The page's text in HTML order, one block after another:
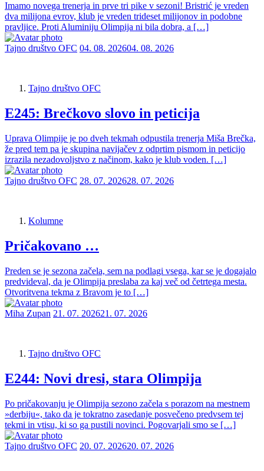
Imamo novega trenerja in prve tri pike v sezoni! Bristrić je vreden
dva milijona evrov, klub je vreden trideset milijonov in podobne
pravljice. Proti Aluminiju Olimpija ni bila dobra, a […]
Tajno društvo OFC 04. 08. 202604. 08. 2026
Tajno društvo OFC
E245: Brečkovo slovo in peticija
Uprava Olimpije je po dveh tekmah odpustila trenerja Miša Brečka,
že pred tem pa je skupina navijačev z odprtim pismom in peticijo
izrazila nezadovoljstvo z načinom, kako je klub voden. […]
Tajno društvo OFC 28. 07. 202628. 07. 2026
Kolumne
Pričakovano …
Preden se je sezona začela, sem na podlagi vsega, kar se je dogajalo
predvideval, da je Olimpija preslaba za kaj več od četrtega mesta.
Otvoritvena tekma z Bravom je to […]
Miha Zupan 21. 07. 202621. 07. 2026
Tajno društvo OFC
E244: Novi dresi, stara Olimpija
Po pričakovanju je Olimpija sezono začela s porazom na mestnem
»derbiju«, tako da je tokratno zasedanje posvečeno predvsem tej
tekmi in vtisu, ki so ga pustili novinci. Pogovarjali smo se […]
Tajno društvo OFC 20. 07. 202620. 07. 2026